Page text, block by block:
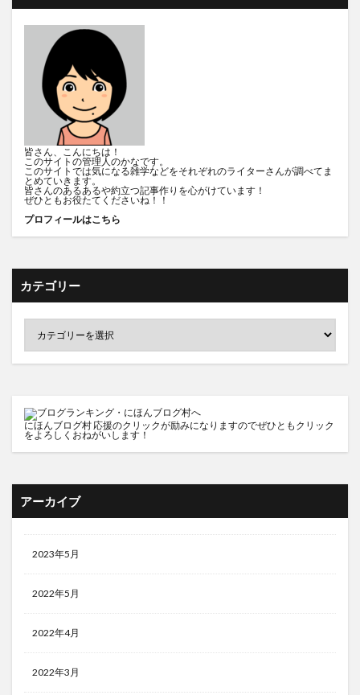
皆さん、こんにちは！
このサイトの管理人のかなです。
このサイトでは気になる雑学などをそれぞれのライターさんが調べてま
とめていきます。
皆さんのあるあるや約立つ記事作りを心がけています！
ぜひともお役たてくださいね！！
プロフィールはこちら
カテゴリー
にほんブログ村 応援のクリックが励みになりますのでぜひともクリック
をよろしくおねがいします！
アーカイブ
2023年5月
2022年5月
2022年4月
2022年3月